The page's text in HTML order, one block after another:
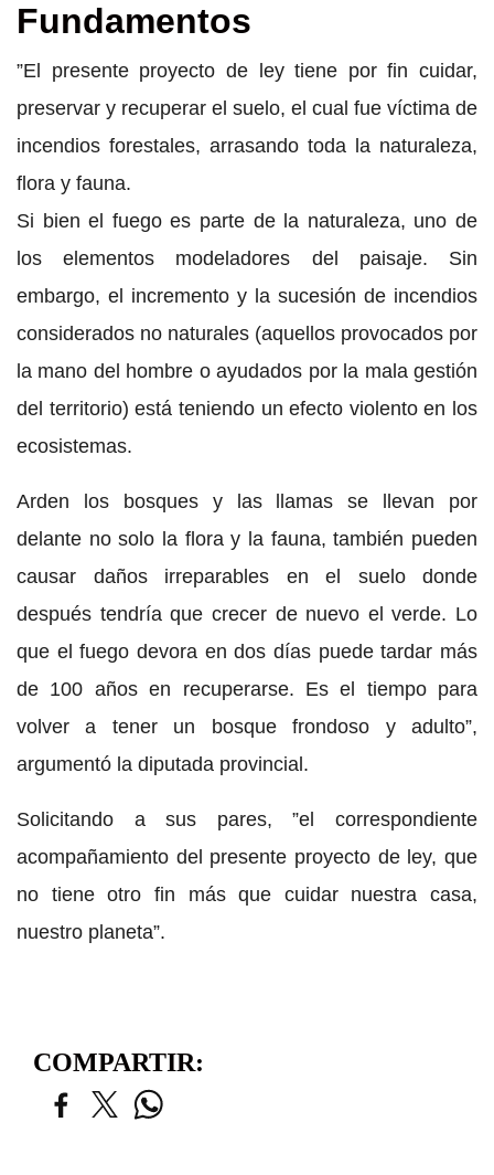
Fundamentos
”El presente proyecto de ley tiene por fin cuidar,
preservar y recuperar el suelo, el cual fue víctima de
incendios forestales, arrasando toda la naturaleza,
flora y fauna.
Si bien el fuego es parte de la naturaleza, uno de
los elementos modeladores del paisaje. Sin
embargo, el incremento y la sucesión de incendios
considerados no naturales (aquellos provocados por
la mano del hombre o ayudados por la mala gestión
del territorio) está teniendo un efecto violento en los
ecosistemas.
Arden los bosques y las llamas se llevan por
delante no solo la flora y la fauna, también pueden
causar daños irreparables en el suelo donde
después tendría que crecer de nuevo el verde. Lo
que el fuego devora en dos días puede tardar más
de 100 años en recuperarse. Es el tiempo para
volver a tener un bosque frondoso y adulto”,
argumentó la diputada provincial.
Solicitando a sus pares, ”el correspondiente
acompañamiento del presente proyecto de ley, que
no tiene otro fin más que cuidar nuestra casa,
nuestro planeta”.
COMPARTIR: